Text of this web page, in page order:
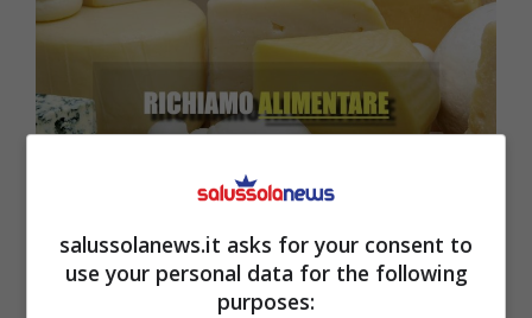
Rischio Listeria, formaggio ritirato
salussolanews.it asks for your consent to
use your personal data for the following
purposes: